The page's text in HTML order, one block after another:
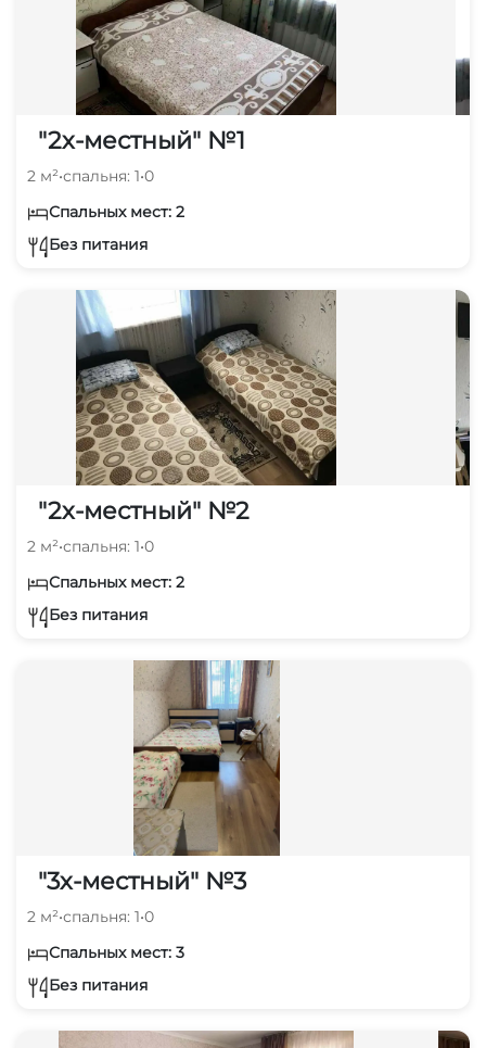
"2х-местный" №1
2 м²•спальня: 1•0
Спальных мест: 2
Без питания
"2х-местный" №2
2 м²•спальня: 1•0
Спальных мест: 2
Без питания
"3х-местный" №3
2 м²•спальня: 1•0
Спальных мест: 3
Без питания